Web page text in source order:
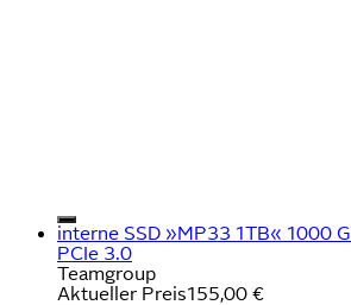
interne SSD »MP33 1TB« 1000
PCIe 3.0
Teamgroup
Aktueller Preis155,00 €